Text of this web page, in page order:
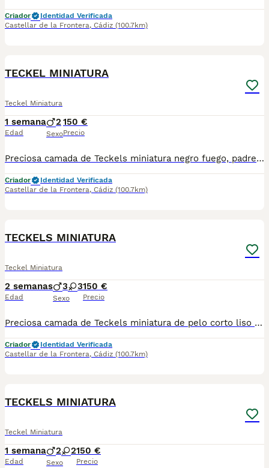
Criador
Identidad Verificada
Castellar de la Frontera, Cádiz (100.7km)
TECKEL MINIATURA
Teckel Miniatura
1 semana
Edad
2
Sexo
150 €
Precio
Preciosa camada de Teckels miniatura negro fuego, padre arlequín plata y madre negra fuego ambos miniatura. Se entregan con un mes y medio con sus dos vacunas y desparasitaciones. Para más información 621325499 !! EL PRECIO ES EL DE RESERVA QUE SE DESCUENTA DEL PRECIO FINAL !!
Criador
Identidad Verificada
Castellar de la Frontera, Cádiz (100.7km)
TECKELS MINIATURA
Teckel Miniatura
2 semanas
Edad
3 3
Sexo
150 €
Precio
Preciosa camada de Teckels miniatura de pelo corto liso compuesta de 4 arlequines/ merle chocolate y dos chocolates. Padres miniatura de pelo corto madre chocolate y padre arlequín chocolate. Soy criador profesional con núcleo zoológico Para más información 621325499 !!! EL PRECIO ES EL DE RESERVA QUE SE DESCUENTA DEL PRECIO FINAL !!!
Criador
Identidad Verificada
Castellar de la Frontera, Cádiz (100.7km)
TECKELS MINIATURA
Teckel Miniatura
1 semana
Edad
2 2
Sexo
150 €
Precio